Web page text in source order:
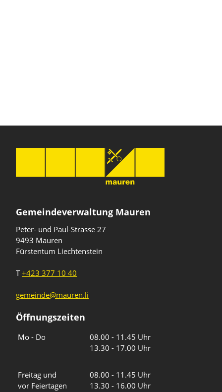
Gemeindeverwaltung Mauren
Peter- und Paul-Strasse 27
9493 Mauren
Fürstentum Liechtenstein
T+423 377 10 40
gemeinde@mauren.li
Öffnungszeiten
Mo - Do
08.00 - 11.45 Uhr
13.30 - 17.00 Uhr
Freitag und
vor Feiertagen
08.00 - 11.45 Uhr
13.30 - 16.00 Uhr